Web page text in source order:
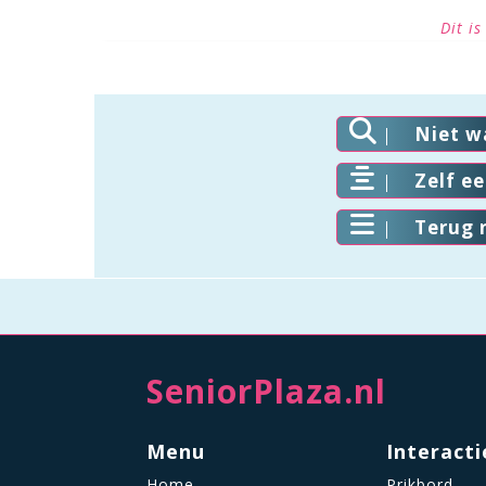
Dit is
Niet
Zelf
Terug
SeniorPlaza.nl
Menu